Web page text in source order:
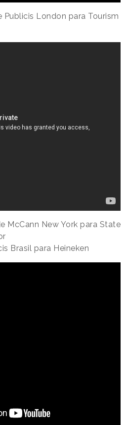
Publicis London para Tourism
McCann New York para State
Brasil para Heineken